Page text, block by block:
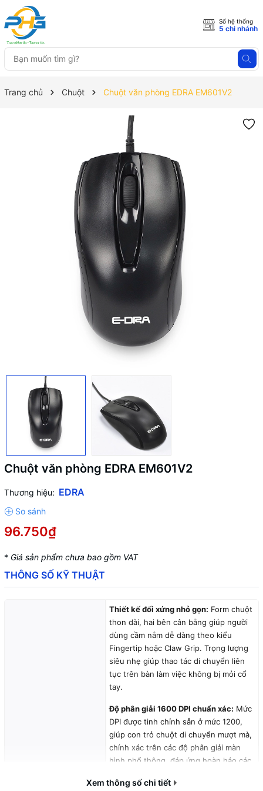
Số hệ thống
5 chi nhánh
Trang chủ Chuột Chuột văn phòng EDRA EM601V2
Chuột văn phòng EDRA EM601V2
Thương hiệu: EDRA
96.750₫
* Giá sản phẩm chưa bao gồm VAT
THÔNG SỐ KỸ THUẬT
Thiết kế đối xứng nhỏ gọn: Form chuột
thon dài, hai bên cân bằng giúp người
dùng cầm nắm dễ dàng theo kiểu
Fingertip hoặc Claw Grip. Trọng lượng
siêu nhẹ giúp thao tác di chuyển liên
tục trên bàn làm việc không bị mỏi cổ
tay.
Độ phân giải 1600 DPI chuẩn xác: Mức
DPI được tinh chỉnh sẵn ở mức 1200,
giúp con trỏ chuột di chuyển mượt mà,
chính xác trên các độ phân giải màn
hình phổ thông, đáp ứng hoàn hảo các
chỉnh sửa ảnh cơ bản.
Xem thông số chi tiết